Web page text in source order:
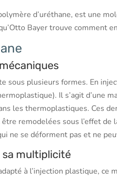
d’uréthane, est une
Bayer trouve comment
sous plusieurs formes. En
Il s’agit d’une
les thermoplastiques. Ces
remodelées sous l’effet de
ne se déforment pas et ne
multiplicité
à l’injection plastique, ce